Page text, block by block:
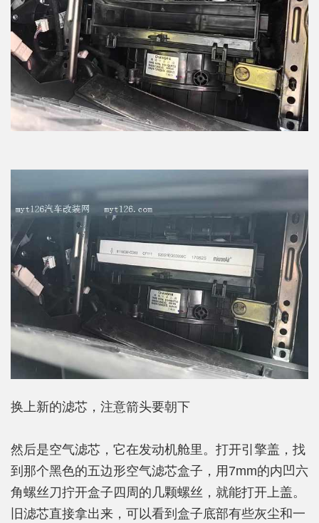
换上新的滤芯，注意箭头要朝下
然后是空气滤芯，它在发动机舱里。打开引擎盖，找
到那个黑色的五边形空气滤芯盒子，用7mm的内凹六
角螺丝刀拧开盒子四周的几颗螺丝，就能打开上盖。
旧滤芯直接拿出来，可以看到盒子底部有些灰尘和一